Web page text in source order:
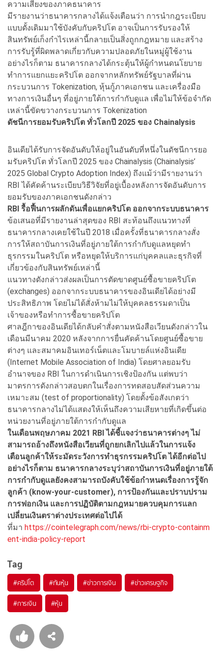
ความเสี่ยงของภาคธนาคาร
มีรายงานว่าธนาคารกลางได้แจ้งเตือนว่า การนำกฎระเบียบ
แบบดั้งเดิมมาใช้บังคับกับคริปโต อาจเป็นการรับรองให้
สินทรัพย์เก็งกำไรเหล่านี้กลายเป็นสิ่งถูกกฎหมาย และสร้าง
การรับรู้ที่ผิดพลาดเกี่ยวกับความปลอดภัยในหมู่ผู้ใช้งาน
อย่างไรก็ตาม ธนาคารกลางได้กระตุ้นให้ผู้กำหนดนโยบาย
ทำการแยกแยะคริปโต ออกจากหลักทรัพย์รัฐบาลที่ผ่าน
กระบวนการ Tokenization, หุ้นกู้ภาคเอกชน และเครื่องมือ
ทางการเงินอื่นๆ ที่อยู่ภายใต้การกำกับดูแล เพื่อไม่ให้ข้อจำกัด
เหล่านี้ขัดขวางกระบวนการ Tokenization
ดัชนีการยอมรับคริปโต ทั่วโลกปี 2025 ของ Chainalysis
อินเดียได้รับการจัดอันดับให้อยู่ในอันดับที่หนึ่งในดัชนีการยอ
มรับคริปโต ทั่วโลกปี 2025 ของ Chainalysis (Chainalysis’
2025 Global Crypto Adoption Index) ถึงแม้ว่ามีรายงานว่า
RBI ได้คัดค้านระเบียบวิธีวิจัยที่อยู่เบื้องหลังการจัดอันดับการ
ยอมรับของภาคเอกชนดังกล่าว
RBI รื้อฟื้นการผลักดันเพื่อแยกคริปโต ออกจากระบบธนาคาร
ข้อเสนอที่มีรายงานล่าสุดของ RBI สะท้อนถึงแนวทางที่
ธนาคารกลางเคยใช้ในปี 2018 เมื่อครั้งที่ธนาคารกลางสั่ง
การให้สถาบันการเงินที่อยู่ภายใต้การกำกับดูแลหยุดทำ
ธุรกรรมในคริปโต หรือหยุดให้บริการแก่บุคคลและธุรกิจที่
เกี่ยวข้องกับสินทรัพย์เหล่านี้
แนวทางดังกล่าวส่งผลเป็นการตัดขาดศูนย์ซื้อขายคริปโต
(exchanges) ออกจากระบบธนาคารของอินเดียได้อย่างมี
ประสิทธิภาพ โดยไม่ได้สั่งห้ามไม่ให้บุคคลธรรมดาเป็น
เจ้าของหรือทำการซื้อขายคริปโต
ศาลฎีกาของอินเดียได้กลับคำสั่งตามหนังสือเวียนดังกล่าวใน
เดือนมีนาคม 2020 หลังจากการยื่นคัดค้านโดยศูนย์ซื้อขาย
ต่างๆ และสมาคมอินเทอร์เน็ตและโมบายล์แห่งอินเดีย
(Internet Mobile Association of India) โดยศาลยอมรับ
อำนาจของ RBI ในการดำเนินการเชิงป้องกัน แต่พบว่า
มาตรการดังกล่าวสอบตกในเรื่องการทดสอบสัดส่วนความ
เหมาะสม (test of proportionality) โดยตั้งข้อสังเกตว่า
ธนาคารกลางไม่ได้แสดงให้เห็นถึงความเสียหายที่เกิดขึ้นต่อ
หน่วยงานที่อยู่ภายใต้การกำกับดูแล
ในเดือนพฤษภาคม 2021 RBI ได้ชี้แจงว่าธนาคารต่างๆ ไม่
สามารถอ้างถึงหนังสือเวียนที่ถูกยกเลิกไปแล้วในการแจ้ง
เตือนลูกค้าให้ระมัดระวังการทำธุรกรรมคริปโต ได้อีกต่อไป
อย่างไรก็ตาม ธนาคารกลางระบุว่าสถาบันการเงินที่อยู่ภายใต้
การกำกับดูแลยังคงสามารถบังคับใช้ข้อกำหนดเรื่องการรู้จัก
ลูกค้า (know-your-customer), การป้องกันและปราบปราม
การฟอกเงิน และการปฏิบัติตามกฎหมายควบคุมการแลก
เปลี่ยนเงินตราต่างประเทศต่อไปได้
ที่มา https://cointelegraph.com/news/rbi-crypto-containm
ent-india-policy-report
Tag
#คริปโต #ทันหุ้น #ข่าวการเงิน #ข่าวเศรษฐกิจ
#การเงิน #หุ้น